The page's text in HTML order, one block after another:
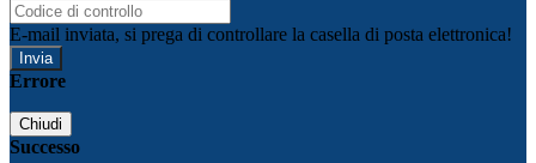
E-mail inviata, si prega di controllare la casella di posta elettronica!
Errore
Chiudi
Successo